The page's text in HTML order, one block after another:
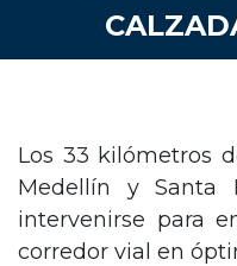
Los 33 kilómetros
Medellín y Santa
intervenirse para
corredor vial en